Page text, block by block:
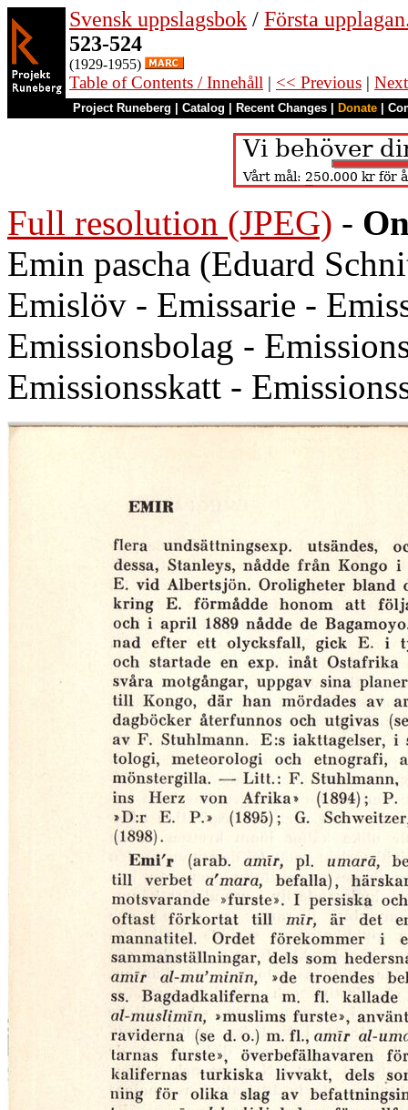
Svensk uppslagsbok / Första
523-524
(1929-1955)
Table of Contents / Innehåll | << Previous |
Project Runeberg Catalog Recent Changes Donate
Full resolution (JPEG) -
Emin pascha (Eduard
Emislöv - Emissarie -
Emissionsbolag -
Emissionsskatt -